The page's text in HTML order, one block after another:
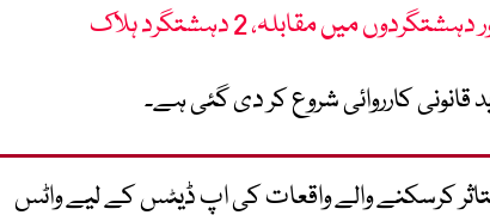
میں مقابلہ، 2 دہشتگرد ہلاک
کارروائی شروع کر دی گئی ہے۔
کرسکنے والے واقعات کی اپ ڈیٹس کے لیے واٹس